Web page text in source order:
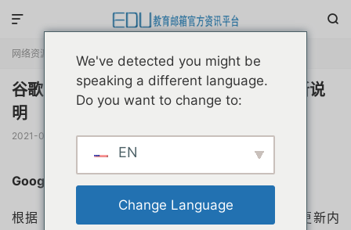


网络资源 正文
谷歌公司取消无限空间云盘教育版政策更新说
明
2021-07-20 阅读(4046) 评论(0)  赞(4)
Google Workspace 教育版存储空间政策更新
根据 Google Workspace 教育版存储空间政策的更新内
We've detected you might be
speaking a different language.
Do you want to change to:
EN
Change Language